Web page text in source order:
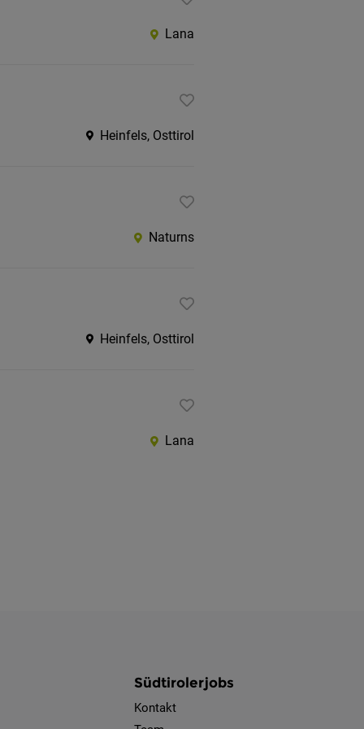
Lana
Heinfels, Osttirol
Naturns
Heinfels, Osttirol
Lana
Südtirolerjobs
Kontakt